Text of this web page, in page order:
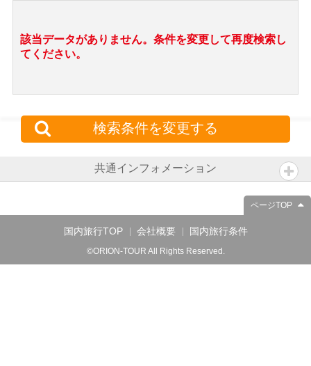
該当データがありません。条件を変更して再度検索し
てください。
検索条件を変更する
共通インフォメーション
ページTOP
国内旅行TOP 会社概要 国内旅行条件
©ORION-TOUR All Rights Reserved.